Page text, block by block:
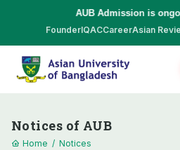
AUB Admission is ongoing
FounderIQACCareerAsian
Notices of AUB
Home / Notices